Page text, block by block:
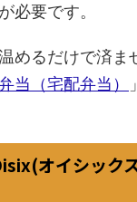
必要です。
めるだけで済ま
当（宅配弁当）
オイシック